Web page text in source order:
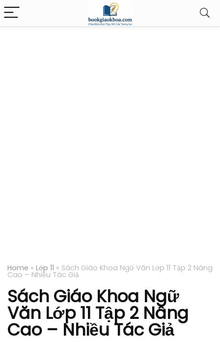
Home » Lớp 11 » Sách Giáo Khoa Ngữ Văn Lớp 11 Tập 2 Nâng
Cao – Nhiều Tác Giả
Sách Giáo Khoa Ngữ
Văn Lớp 11 Tập 2 Nâng
Cao – Nhiều Tác Giả